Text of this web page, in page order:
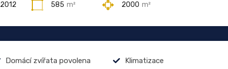
2012 585 m² 2000 m²
Domácí zvířata povolena Klimatizace